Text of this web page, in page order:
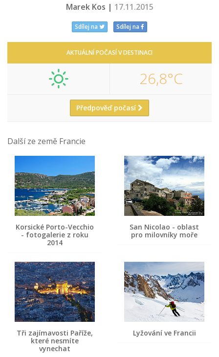
Marek Kos | 17.11.2015
Sdílej na Sdílej na
AKTUÁLNÍ POČASÍ V DESTINACI
26,8°C
Předpověď počasí
Další ze země Francie
Korsické Porto-Vecchio
- fotogalerie z roku
2014
San Nicolao - oblast
pro milovníky moře
Tři zajímavosti Paříže,
které nesmíte
vynechat
Lyžování ve Francii